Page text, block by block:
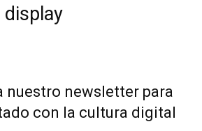
nuestro newsletter para
con la cultura digital